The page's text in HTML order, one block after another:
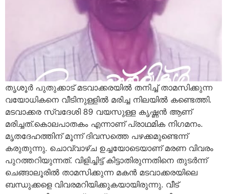
തൃശൂർ പുതുക്കാട് മടവാക്കരയിൽ തനിച്ച് താമസിക്കുന്ന
വയോധികനെ വീടിനുള്ളിൽ മരിച്ച നിലയിൽ കണ്ടെത്തി.
മടവാക്കര സ്വദേശി 89 വയസുള്ള കൃഷ്ണൻ ആണ്
മരിച്ചത്.കൊലപാതകം എന്നാണ് പ്രാഥമിക നിഗമനം.
മൃതദേഹത്തിന് മൂന്ന് ദിവസത്തെ പഴക്കമുണ്ടെന്ന്
കരുതുന്നു. ചൊവ്വാഴ്ച ഉച്ചയോടെയാണ് മരണ വിവരം
പുറത്തറിയുന്നത്. വിളിച്ചിട്ട് കിട്ടാതിരുന്നതിനെ തുടർന്ന്
ചെങ്ങാലൂരിൽ താമസിക്കുന്ന മകൻ മടവാക്കരയിലെ
ബന്ധുക്കളെ വിവരമറിയിക്കുകയായിരുന്നു. വീട്